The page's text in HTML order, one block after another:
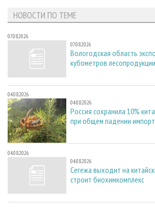
НОВОСТИ ПО ТЕМЕ
07.08.2026
07.08.2026
Вологодская область
кубометров лесопродукции
04.08.2026
04.08.2026
Россия сохранила 10%
при общем падении
04.08.2026
04.08.2026
Сегежа выходит на
строит биохимкомплекс